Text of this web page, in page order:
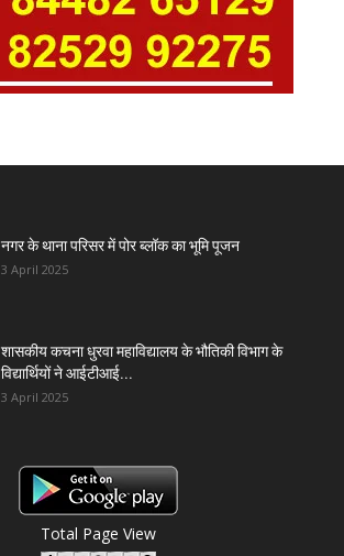
नगर के थाना परिसर में पोर ब्लॉक का भूमि पूजन
3 April 2025
शासकीय कचना धुरवा महाविद्यालय के भौतिकी विभाग के
विद्यार्थियों ने आईटीआई...
3 April 2025
Total Page View